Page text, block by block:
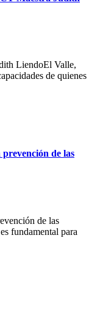
LiendoEl Valle,
de quienes
de las
de las
fundamental para